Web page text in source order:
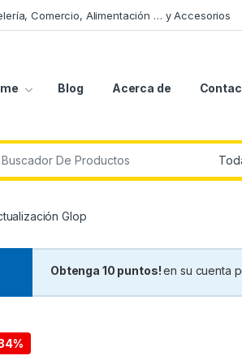
Comercio, Alimentación … y Accesorios
Blog Acerca de
por:
Glop
Obtenga 10 puntos!en su cuenta